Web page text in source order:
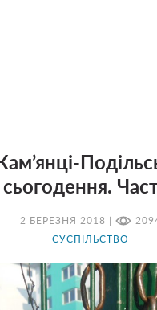
2 БЕРЕЗНЯ 2018 |
СУСПІЛЬСТВО